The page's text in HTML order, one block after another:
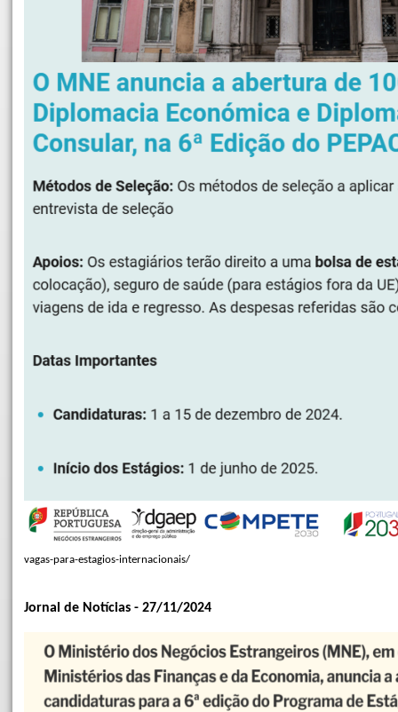
vagas-para-estagios-internacionais/
Jornal de Notícias - 27/11/2024